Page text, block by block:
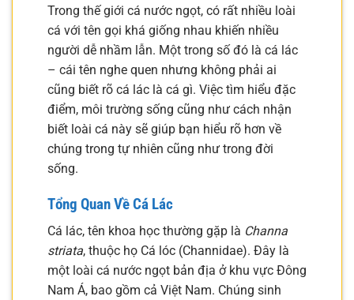
Trong thế giới cá nước ngọt, có rất nhiều loài
cá với tên gọi khá giống nhau khiến nhiều
người dễ nhầm lẫn. Một trong số đó là cá lác
– cái tên nghe quen nhưng không phải ai
cũng biết rõ cá lác là cá gì. Việc tìm hiểu đặc
điểm, môi trường sống cũng như cách nhận
biết loài cá này sẽ giúp bạn hiểu rõ hơn về
chúng trong tự nhiên cũng như trong đời
sống.
Tổng Quan Về Cá Lác
Cá lác, tên khoa học thường gặp là Channa
striata, thuộc họ Cá lóc (Channidae). Đây là
một loài cá nước ngọt bản địa ở khu vực Đông
Nam Á, bao gồm cả Việt Nam. Chúng sinh